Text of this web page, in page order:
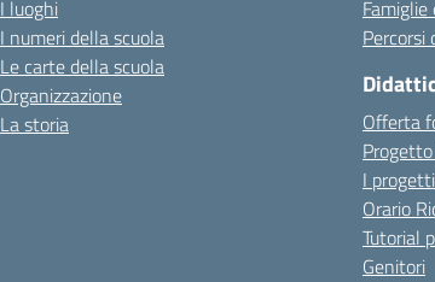
I luoghi
I numeri della scuola
Le carte della scuola
Organizzazione
La storia
Percorsi
Offerta
I
Orario
Tutorial
Genitori